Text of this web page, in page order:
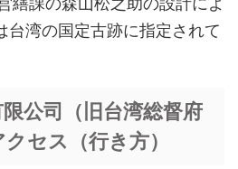
台湾の国定古跡に指定されて
公司（旧台湾総督府
セス（行き方）